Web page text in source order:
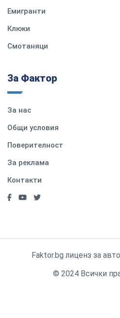
Емигранти
Клюки
Смотаняци
За Фактор
За нас
Общи условия
Поверителност
За реклама
Контакти
Faktor.bg лиценз за
© 2024 Всички